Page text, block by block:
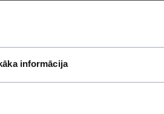
informācija
vainas blusas un iekšējie parazīti.
kaķim nav ēstgribas un ir